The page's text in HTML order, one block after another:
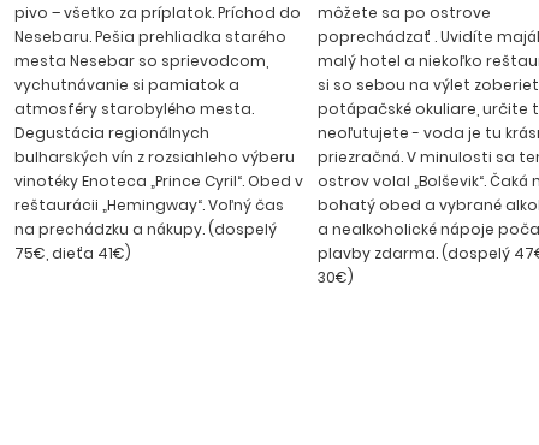
kaviarne a diskotéky, v ktorých sa môžete počas
dovolenky zabaviť do neskorých večerných hodín. Transfer
z letiska na Slnečné pobrežie trvá cca 50 minút.
pivo – všetko za príplatok. Príchod do
Nesebaru. Pešia prehliadka starého
mesta Nesebar so sprievodcom,
vychutnávanie si pamiatok a
atmosféry starobylého mesta.
Degustácia regionálnych
bulharských vín z rozsiahleho výberu
vinotéky Enoteca „Prince Cyril“. Obed v
reštaurácii „Hemingway“. Voľný čas
na prechádzku a nákupy. (dospelý
75€, dieťa 41€)
môžete sa po ostrove
poprechádzať . Uvidíte
malý hotel a niekoľko
si so sebou na výlet
potápačské okuliare, určite
neoľutujete - voda je tu
priezračná. V minulosti sa
ostrov volal „Bolševik“. Čaká
bohatý obed a vybrané
a nealkoholické nápoje
plavby zdarma. (dospelý
30€)